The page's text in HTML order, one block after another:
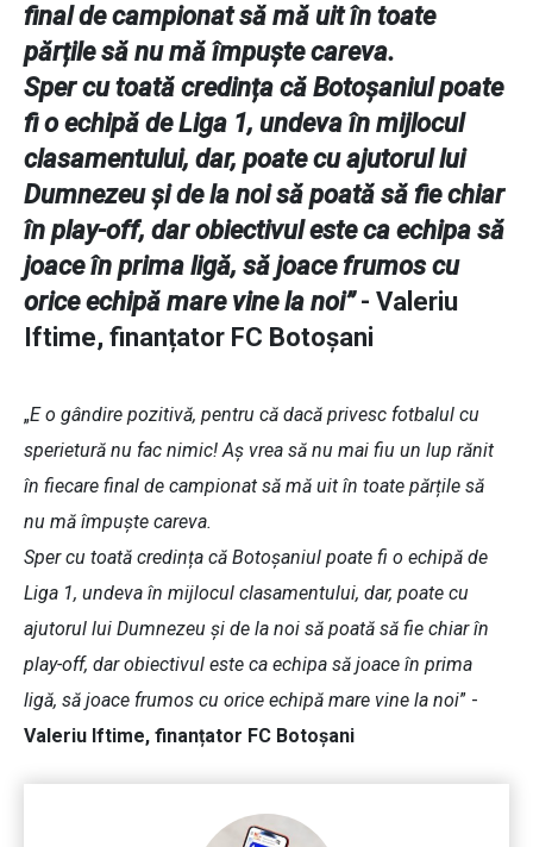
final de campionat să mă uit în toate
părțile să nu mă împuște careva.
Sper cu toată credința că Botoșaniul poate
fi o echipă de Liga 1, undeva în mijlocul
clasamentului, dar, poate cu ajutorul lui
Dumnezeu și de la noi să poată să fie chiar
în play-off, dar obiectivul este ca echipa să
joace în prima ligă, să joace frumos cu
orice echipă mare vine la noi”- Valeriu
Iftime, finanțator FC Botoșani
„E o gândire pozitivă, pentru că dacă privesc fotbalul cu
sperietură nu fac nimic! Aș vrea să nu mai fiu un lup rănit
în fiecare final de campionat să mă uit în toate părțile să
nu mă împuște careva.
Sper cu toată credința că Botoșaniul poate fi o echipă de
Liga 1, undeva în mijlocul clasamentului, dar, poate cu
ajutorul lui Dumnezeu și de la noi să poată să fie chiar în
play-off, dar obiectivul este ca echipa să joace în prima
ligă, să joace frumos cu orice echipă mare vine la noi” -
Valeriu Iftime, finanțator FC Botoșani